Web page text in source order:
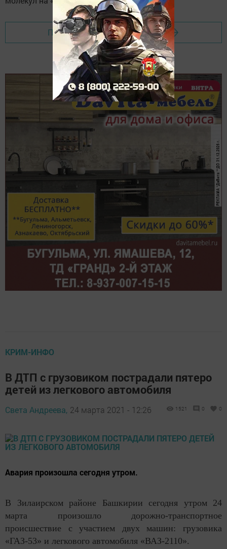
Перейти на страницу новости
КРИМ-ИНФО
В ДТП с грузовиком пострадали пятеро
детей из легкового автомобиля
Света Андреева, 24 марта 2021 - 12:26 1521 0 0
Авария произошла сегодня утром.
В Зилаирском районе Башкирии сегодня утром 24
марта произошло дорожно-транспортное
происшествие с участием двух машин: грузовика
«ГАЗ-53» и легкового автомобиля «ВАЗ-2110».